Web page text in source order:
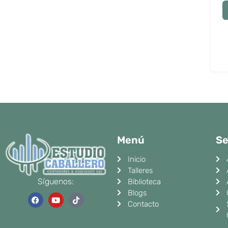
Síguenos:
F
a
c
Y
o
u
T
i
Menú
Inicio
Talleres
Biblioteca
Blogs
Contacto